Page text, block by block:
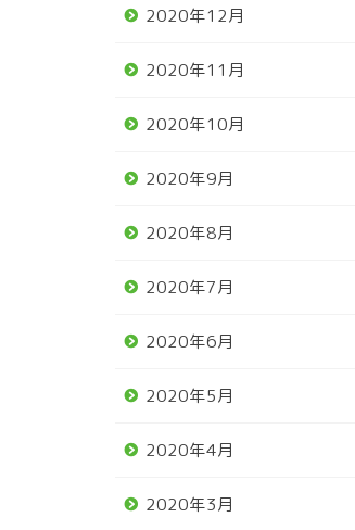
2020年12月
2020年11月
2020年10月
2020年9月
2020年8月
2020年7月
2020年6月
2020年5月
2020年4月
2020年3月